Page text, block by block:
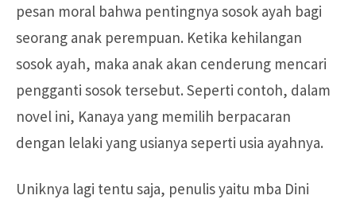
pesan moral bahwa pentingnya sosok ayah bagi
seorang anak perempuan. Ketika kehilangan
sosok ayah, maka anak akan cenderung mencari
pengganti sosok tersebut. Seperti contoh, dalam
novel ini, Kanaya yang memilih berpacaran
dengan lelaki yang usianya seperti usia ayahnya.
Uniknya lagi tentu saja, penulis yaitu mba Dini